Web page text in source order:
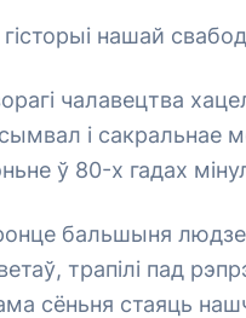
нашай
чалавецтва
і сакральнае
ў 80-х гадах
бальшыня
трапілі пад
сёньня стаяць